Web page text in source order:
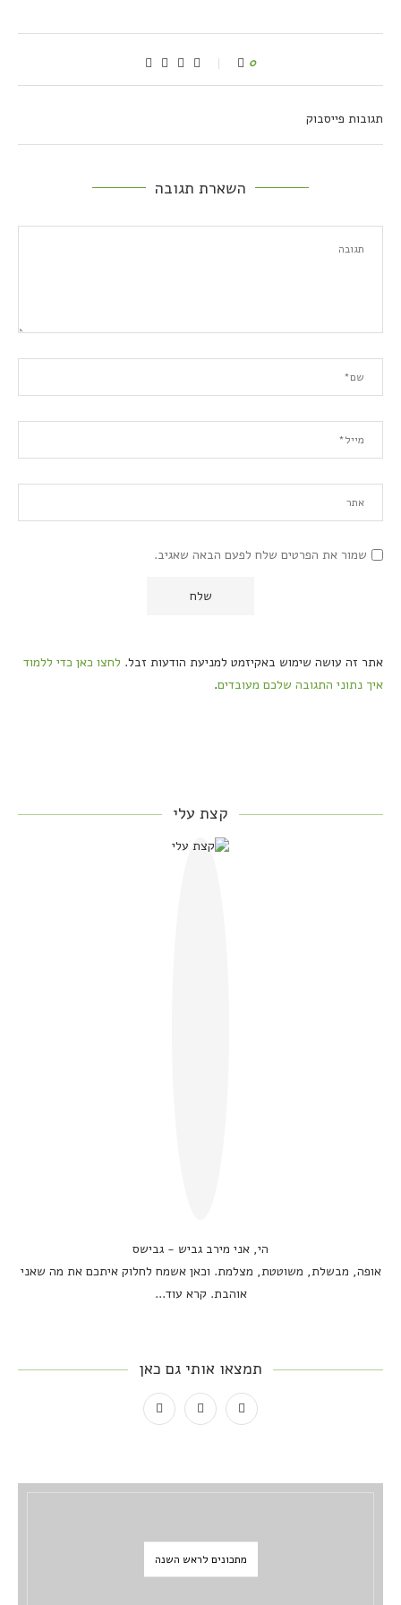
0
תגובות פייסבוק
השארת תגובה
שמור את הפרטים שלח לפעם הבאה שאגיב.
אתר זה עושה שימוש באקיזמט למניעת הודעות זבל. לחצו כאן כדי ללמוד
איך נתוני התגובה שלכם מעובדים.
קצת עלי
הי, אני מירב גביש - גבישס
אופה, מבשלת, משוטטת, מצלמת. וכאן אשמח לחלוק איתכם את מה שאני
אוהבת. קרא עוד...
תמצאו אותי גם כאן
מתכונים לראש השנה